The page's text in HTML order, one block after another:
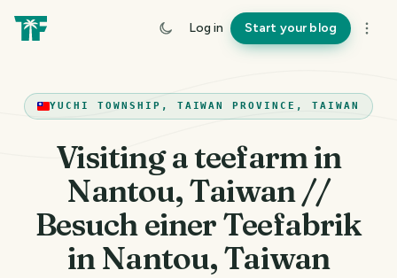
Log in Start your blog
YUCHI TOWNSHIP, TAIWAN PROVINCE, TAIWAN
Visiting a teefarm in
Nantou, Taiwan //
Besuch einer Teefabrik
in Nantou, Taiwan